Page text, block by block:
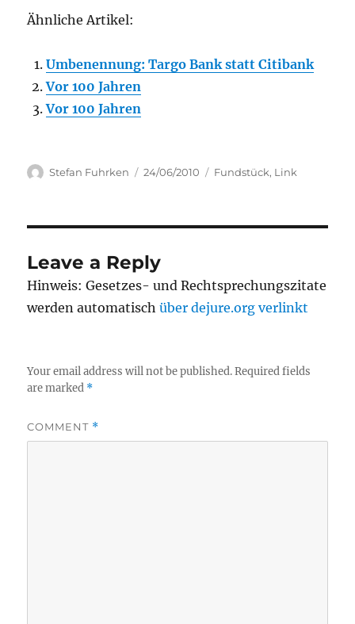
Ähnliche Artikel:
Umbenennung: Targo Bank statt Citibank
Vor 100 Jahren
Vor 100 Jahren
Author
Stefan Fuhrken
Posted
24/06/2010 Categories
Fundstück, Link
Leave a Reply
Hinweis: Gesetzes- und Rechtsprechungszitate
werden automatischüber dejure.org verlinkt
Your email address will not be published. Required fields
are marked *
COMMENT *